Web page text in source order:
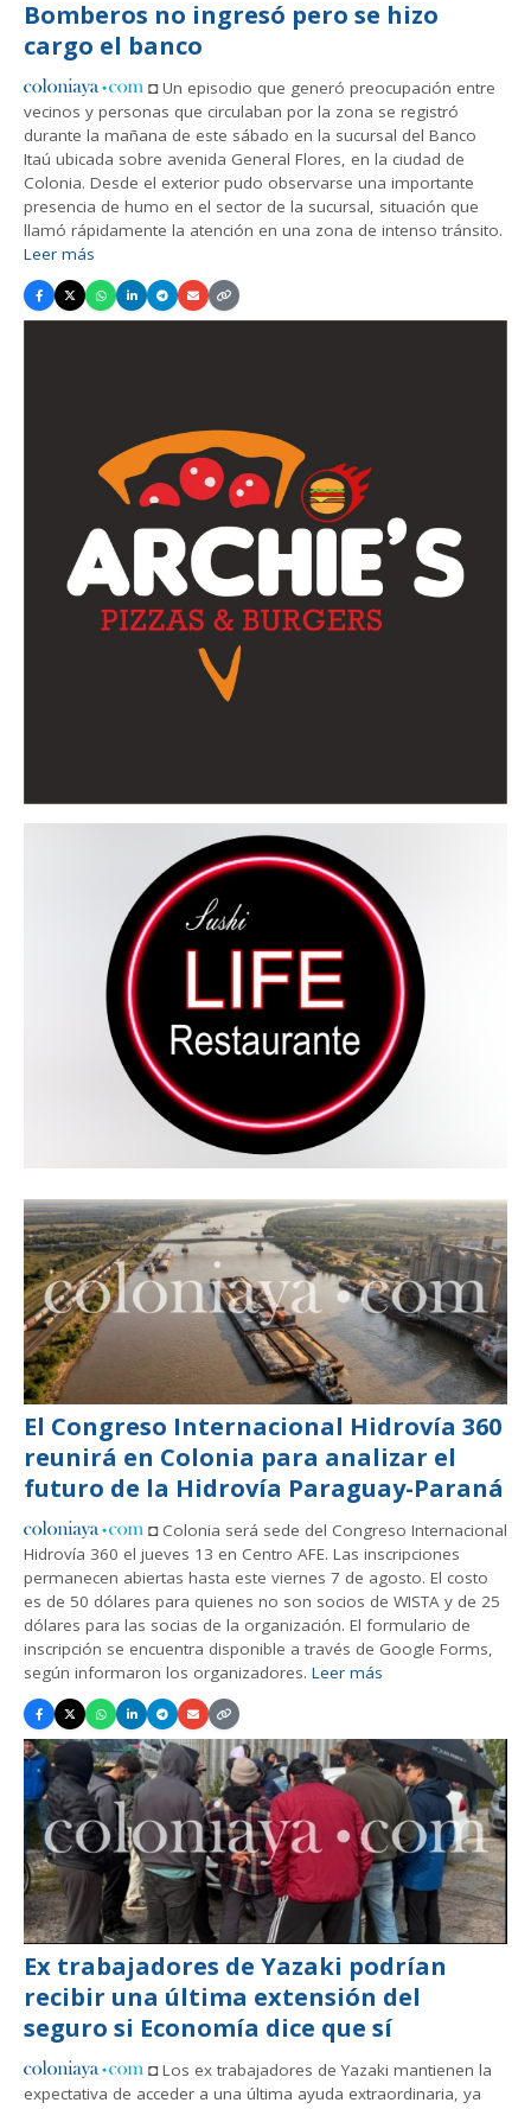
Bomberos no ingresó pero se hizo
cargo el banco
◘ Un episodio que generó preocupación entre
vecinos y personas que circulaban por la zona se registró
durante la mañana de este sábado en la sucursal del Banco
Itaú ubicada sobre avenida General Flores, en la ciudad de
Colonia. Desde el exterior pudo observarse una importante
presencia de humo en el sector de la sucursal, situación que
llamó rápidamente la atención en una zona de intenso tránsito.
Leer más
El Congreso Internacional Hidrovía 360
reunirá en Colonia para analizar el
futuro de la Hidrovía Paraguay-Paraná
◘ Colonia será sede del Congreso Internacional
Hidrovía 360 el jueves 13 en Centro AFE. Las inscripciones
permanecen abiertas hasta este viernes 7 de agosto. El costo
es de 50 dólares para quienes no son socios de WISTA y de 25
dólares para las socias de la organización. El formulario de
inscripción se encuentra disponible a través de Google Forms,
según informaron los organizadores. Leer más
Ex trabajadores de Yazaki podrían
recibir una última extensión del
seguro si Economía dice que sí
◘ Los ex trabajadores de Yazaki mantienen la
expectativa de acceder a una última ayuda extraordinaria, ya